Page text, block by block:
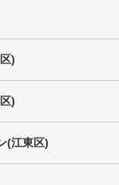
)
)
(江東区)